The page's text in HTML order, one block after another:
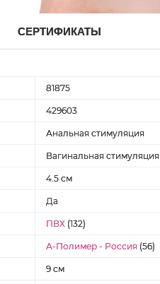
СЕРТИФИКАТЫ
81875
429603
Анальная стимуляция
Вагинальная стимуляция
4.5 см
Да
ПВХ (132)
А-Полимер - Россия (56)
9 см